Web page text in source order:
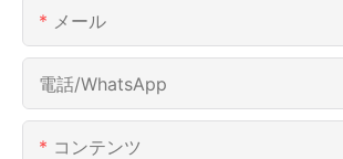
メール
電話/WhatsApp
コンテンツ